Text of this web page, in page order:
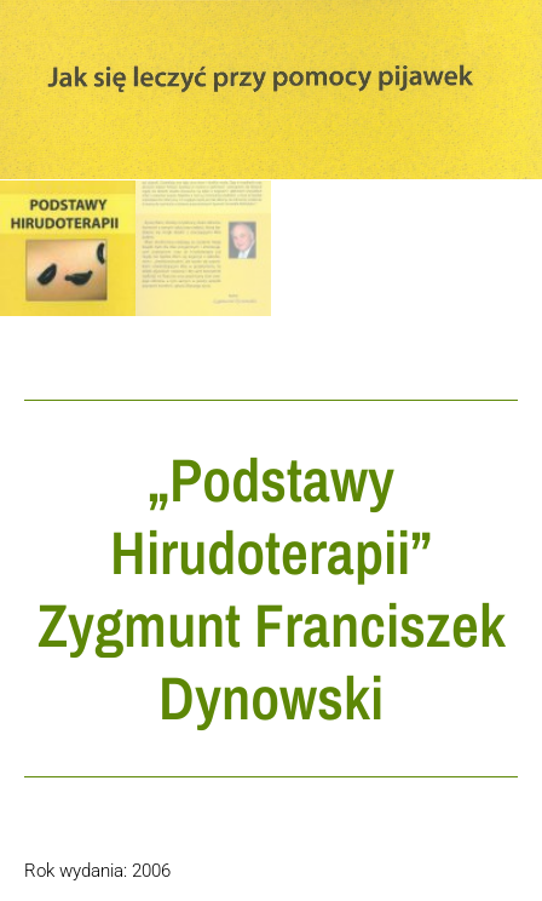
„Podstawy
Hirudoterapii”
Zygmunt Franciszek
Dynowski
Rok wydania: 2006